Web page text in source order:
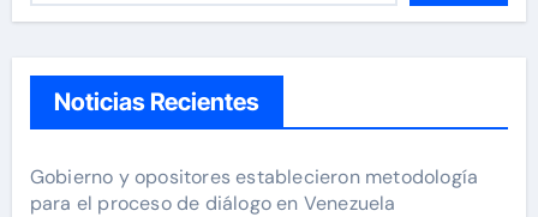
Noticias Recientes
Gobierno y opositores establecieron metodología
para el proceso de diálogo en Venezuela